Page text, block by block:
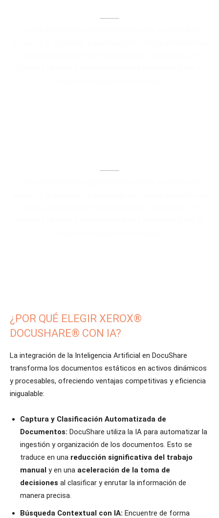
¿POR QUÉ ELEGIR XEROX®
DOCUSHARE® CON IA?
La integración de la Inteligencia Artificial en DocuShare
transforma los documentos estáticos en activos dinámicos
y procesables, ofreciendo ventajas competitivas y eficiencia
inigualable:
Captura y Clasificación Automatizada de
Documentos: DocuShare utiliza la IA para automatizar la
ingestión y organización de los documentos. Esto se
traduce en una reducción significativa del trabajo
manual y en una aceleración de la toma de
decisiones al clasificar y enrutar la información de
manera precisa.
Búsqueda Contextual con IA: Encuentre de forma